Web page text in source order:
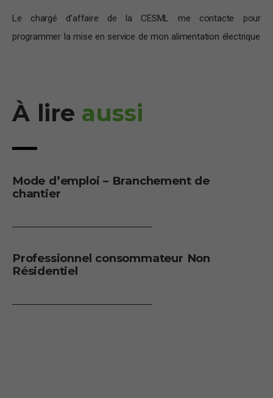
Le chargé d’affaire de la CESML me contacte pour
programmer la mise en service de mon alimentation électrique
À lire aussi
Mode d’emploi – Branchement de
chantier
Professionnel consommateur Non
Résidentiel